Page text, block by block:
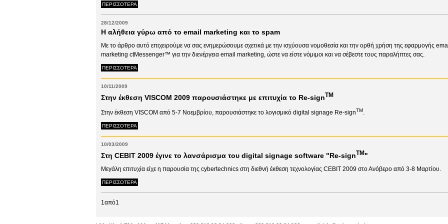
ΠΕΡΙΣΣΟΤΕΡΑ
28/12/2009
Η αλήθεια γύρω από το email marketing και το spam
Με το άρθρο αυτό επιχειρούμε να σας ενημερώσουμε σχετικά με την ισχύουσα νομοθεσία και την ορθή χρήση της εφαρμογής
marketing ctMessenger™ για την διενέργεια email marketing, ώστε να είστε νόμιμοι και να σέβεστε τους παραλήπτες σας.
ΠΕΡΙΣΣΟΤΕΡΑ
10/11/2009
Στην έκθεση VISCOM 2009 παρουσιάστηκε με επιτυχία το Re-signTM
Στην έκθεση VISCOM από 5-7 Νοεμβρίου, παρουσιάστηκε το λογισμικό digital signage Re-signTM.
ΠΕΡΙΣΣΟΤΕΡΑ
10/03/2009
Στη CEBIT 2009 έγινε το λανσάρισμα του digital signage software "Re-signTM "
Μεγάλη επιτυχία είχε η παρουσία της cybertechnics στη διεθνή έκθεση τεχνολογίας CEBIT 2009 στο Ανόβερο από 3-8 Μαρτίου.
ΠΕΡΙΣΣΟΤΕΡΑ
1από1